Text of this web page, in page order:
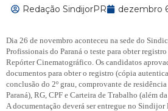
Redação SindijorPR dezembro
Dia 26 de novembro aconteceu na sede do
Profissionais do Paraná o teste para obter
Repórter Cinematográfico. Os candidatos
documentos para obter o registro (cópia
conclusão do 2º grau, comprovante de
Paraná), RG, CPF e Carteira de Trabalho (além
A documentação deverá ser entregue no Sindijor